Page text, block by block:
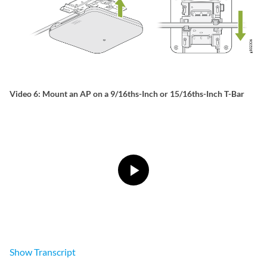
Video 6: Mount an AP on a 9/16ths-Inch or 15/16ths-Inch T-Bar
ShowTranscript